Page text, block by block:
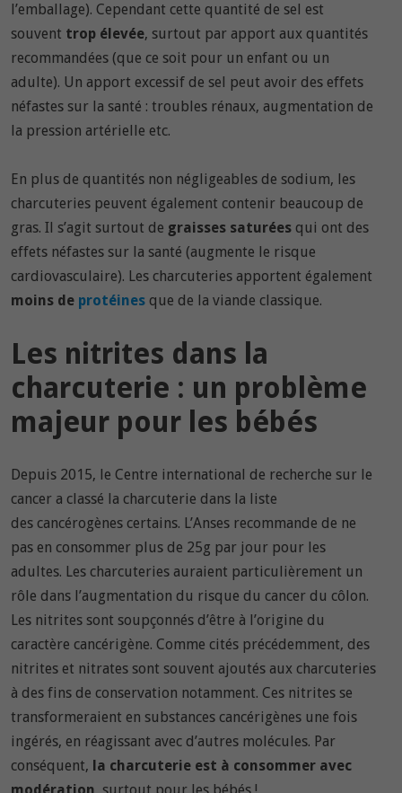
l’emballage). Cependant cette quantité de sel est
souvent trop élevée, surtout par apport aux quantités
recommandées (que ce soit pour un enfant ou un
adulte). Un apport excessif de sel peut avoir des effets
néfastes sur la santé : troubles rénaux, augmentation de
la pression artérielle etc.
En plus de quantités non négligeables de sodium, les
charcuteries peuvent également contenir beaucoup de
gras. Il s’agit surtout de graisses saturées qui ont des
effets néfastes sur la santé (augmente le risque
cardiovasculaire). Les charcuteries apportent également
moins de protéines que de la viande classique.
Les nitrites dans la
charcuterie : un problème
majeur pour les bébés
Depuis 2015, le Centre international de recherche sur le
cancer a classé la charcuterie dans la liste
des cancérogènes certains. L’Anses recommande de ne
pas en consommer plus de 25g par jour pour les
adultes. Les charcuteries auraient particulièrement un
rôle dans l’augmentation du risque du cancer du côlon.
Les nitrites sont soupçonnés d’être à l’origine du
caractère cancérigène. Comme cités précédemment, des
nitrites et nitrates sont souvent ajoutés aux charcuteries
à des fins de conservation notamment. Ces nitrites se
transformeraient en substances cancérigènes une fois
ingérés, en réagissant avec d’autres molécules. Par
conséquent, la charcuterie est à consommer avec